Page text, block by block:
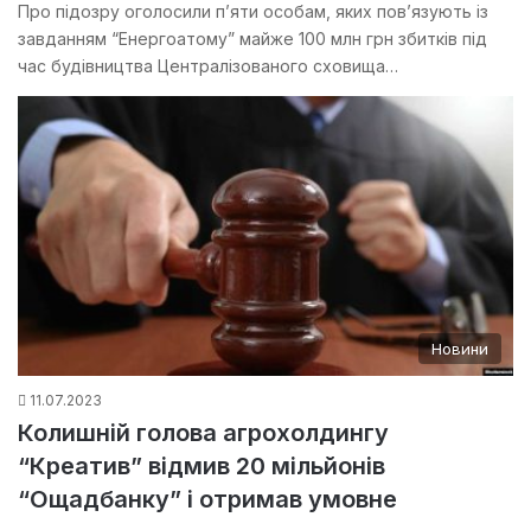
Про підозру оголосили п’яти особам, яких пов’язують із
завданням “Енергоатому” майже 100 млн грн збитків під
час будівництва Централізованого сховища…
Новини
11.07.2023
Колишній голова агрохолдингу
“Креатив” відмив 20 мільйонів
“Ощадбанку” і отримав умовне